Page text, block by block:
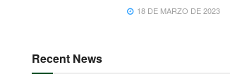
18 DE MARZO DE 2023
Recent News